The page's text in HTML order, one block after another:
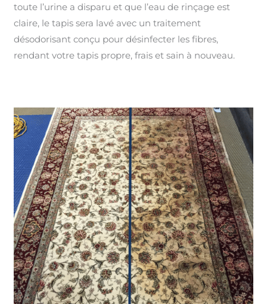
toute l’urine a disparu et que l’eau de rinçage est
claire, le tapis sera lavé avec un traitement
désodorisant conçu pour désinfecter les fibres,
rendant votre tapis propre, frais et sain à nouveau.